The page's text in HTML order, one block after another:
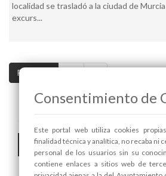
localidad se trasladó a la ciudad de
excurs...
Pag. 1 / 2
Hemeroteca
Consentimiento de
Este portal web utiliza cookies
finalidad técnica y analítica, no recaba ni
personal de los usuarios sin su
contiene enlaces a sitios web de